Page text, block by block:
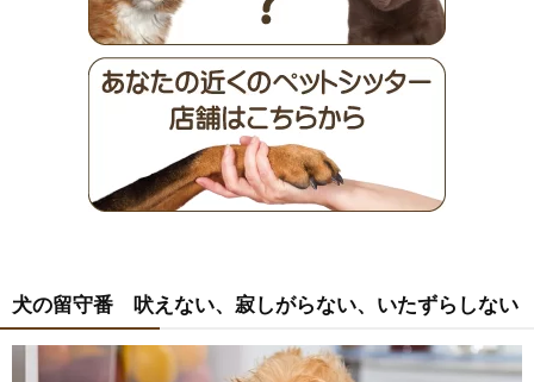
犬の留守番 吠えない、寂しがらない、いたずらしない